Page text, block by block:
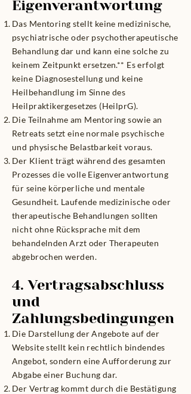
Eigenverantwortung
Das Mentoring stellt keine medizinische,
psychiatrische oder psychotherapeutische
Behandlung dar und kann eine solche zu
keinem Zeitpunkt ersetzen.** Es erfolgt
keine Diagnosestellung und keine
Heilbehandlung im Sinne des
Heilpraktikergesetzes (HeilprG).
Die Teilnahme am Mentoring sowie an
Retreats setzt eine normale psychische
und physische Belastbarkeit voraus.
Der Klient trägt während des gesamten
Prozesses die volle Eigenverantwortung
für seine körperliche und mentale
Gesundheit. Laufende medizinische oder
therapeutische Behandlungen sollten
nicht ohne Rücksprache mit dem
behandelnden Arzt oder Therapeuten
abgebrochen werden.
4. Vertragsabschluss
und
Zahlungsbedingungen
Die Darstellung der Angebote auf der
Website stellt kein rechtlich bindendes
Angebot, sondern eine Aufforderung zur
Abgabe einer Buchung dar.
Der Vertrag kommt durch die Bestätigung